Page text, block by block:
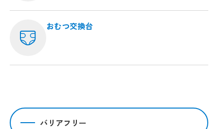
おむつ交換台
バリアフリー